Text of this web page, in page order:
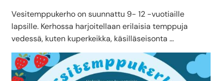
Vesitemppukerho on suunnattu 9- 12 -vuotiaille
lapsille. Kerhossa harjoitellaan erilaisia temppuja
vedessä, kuten kuperkeikka, käsilläseisonta …